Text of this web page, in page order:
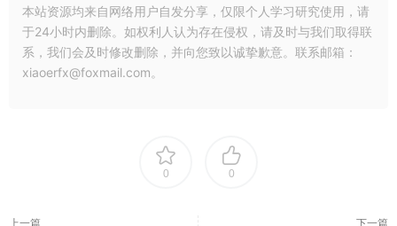
本站资源均来自网络用户自发分享，仅限个人学习研究使用，请
于24小时内删除。如权利人认为存在侵权，请及时与我们取得联
系，我们会及时修改删除，并向您致以诚挚歉意。联系邮箱：
xiaoerfx@foxmail.com。
0 0
上一篇 下一篇